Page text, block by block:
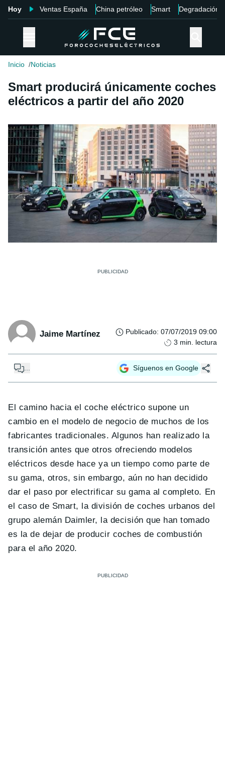
Hoy Ventas España China petróleo Smart Degradación
Inicio Noticias
Smart producirá únicamente coches
eléctricos a partir del año 2020
Jaime Martínez Publicado: 07/07/2019 09:00
3 min. lectura
Síguenos en Google
El camino hacia el coche eléctrico supone un
cambio en el modelo de negocio de muchos de los
fabricantes tradicionales. Algunos han realizado la
transición antes que otros ofreciendo modelos
eléctricos desde hace ya un tiempo como parte de
su gama, otros, sin embargo, aún no han decidido
dar el paso por electrificar su gama al completo. En
el caso de Smart, la división de coches urbanos del
grupo alemán Daimler, la decisión que han tomado
es la de dejar de producir coches de combustión
para el año 2020.